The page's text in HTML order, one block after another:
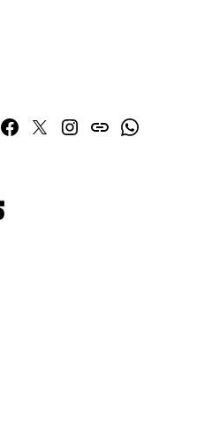
Facebook
TwitterInstagram
issuuWhatsapp